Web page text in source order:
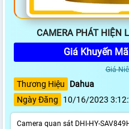
CAMERA PHÁT HIỆN
Giá Khuyến
Giá
Thương Hiệu
Dahua
Ngày Đăng
10/16/2023
Camera quan sát DHI-HY-